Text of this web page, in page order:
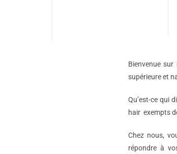
Bienvenue sur
supérieure et
Qu’est-ce qui
hair exempts
Chez nous,
répondre à